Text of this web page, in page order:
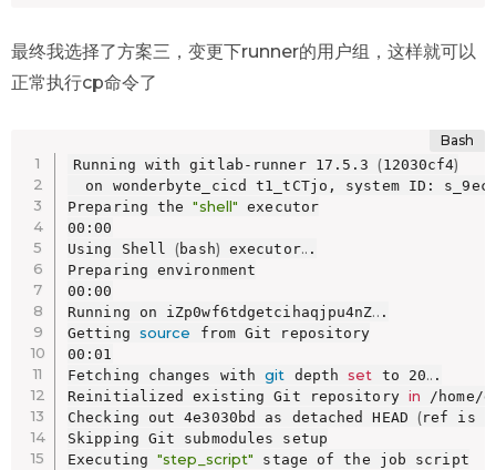
最终我选择了方案三，变更下runner的用户组，这样就可以
正常执行cp命令了
Running with gitlab-runner 17.5.3 (12030cf4)
on wonderbyte_cicd t1_tCTjo, system ID:
Preparing the "shell" executor
00:00
Using Shell (bash) executor.. .
Preparing environment
00:00
Running on iZp0wf6tdgetcihaqjpu4nZ.. .
Getting source from Git repository
00:01
Fetching changes with git depth set to 20.. .
Reinitialized existing Git repository in /
Checking out 4e3030bd as detached HEAD (ref is
Skipping Git submodules setup
Executing "step_script" stage of the job script